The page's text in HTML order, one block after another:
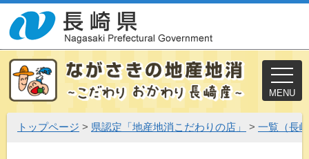
MENU
トップページ > 県認定「地産地消こだわりの店」 > 一覧（長